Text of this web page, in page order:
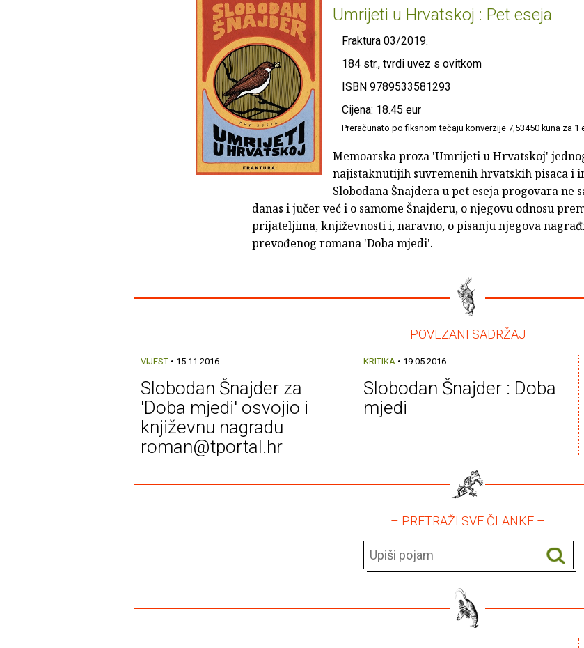
Umrijeti u Hrvatskoj : Pet eseja
Fraktura 03/2019.
184 str., tvrdi uvez s ovitkom
ISBN 9789533581293
Cijena: 18.45 eur
Preračunato po fiksnom tečaju konverzije 7,53450 kuna za 1
Memoarska proza 'Umrijeti u Hrvatskoj'
najistaknutijih suvremenih hrvatskih pisaca i
Slobodana Šnajdera u pet eseja progovara ne
danas i jučer već i o samome Šnajderu, o njegovu odnosu
prijateljima, književnosti i, naravno, o pisanju njegova
prevođenog romana 'Doba mjedi'.
– POVEZANI SADRŽAJ –
VIJEST• 15.11.2016.
Slobodan Šnajder za
'Doba mjedi' osvojio i
književnu nagradu
roman@tportal.hr
KRITIKA• 19.05.2016.
Slobodan Šnajder : Doba
mjedi
– PRETRAŽI SVE ČLANKE –